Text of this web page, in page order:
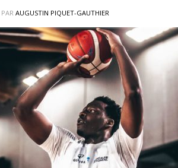
PAR AUGUSTIN PIQUET-GAUTHIER